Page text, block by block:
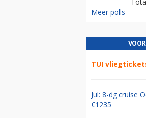
Meer polls
TUI
Jul: 8-dg cruise
€1235